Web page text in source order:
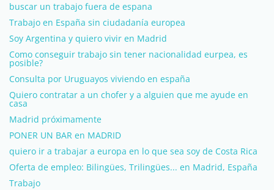
buscar un trabajo fuera de espana
Trabajo en España sin ciudadanía europea
Soy Argentina y quiero vivir en Madrid
Como conseguir trabajo sin tener nacionalidad eurpea, es
posible?
Consulta por Uruguayos viviendo en españa
Quiero contratar a un chofer y a alguien que me ayude en
casa
Madrid próximamente
PONER UN BAR en MADRID
quiero ir a trabajar a europa en lo que sea soy de Costa Rica
Oferta de empleo: Bilingües, Trilingües... en Madrid, España
Trabajo